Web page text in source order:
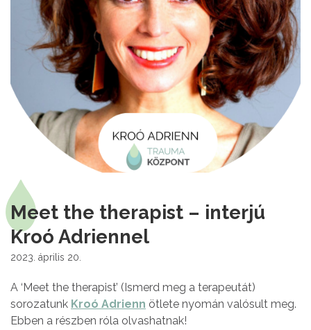
Meet the therapist – interjú
Kroó Adriennel
2023. április 20.
A ‘Meet the therapist’ (Ismerd meg a terapeutát)
sorozatunk Kroó Adrienn ötlete nyomán valósult meg.
Ebben a részben róla olvashatnak!